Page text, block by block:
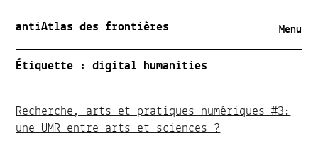
antiAtlas des frontières Menu
Étiquette :digital humanities
Recherche, arts et pratiques numériques #3:
une UMR entre arts et sciences ?